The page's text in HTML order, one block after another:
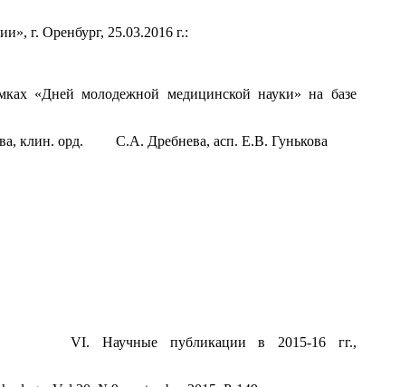
г. Оренбург, 25.03.2016 г.:
«Дней молодежной медицинской науки» на базе
клин. орд. С.А. Дребнева, асп. Е.В. Гунькова
VI. Научные публикации в 2015-16 гг.,